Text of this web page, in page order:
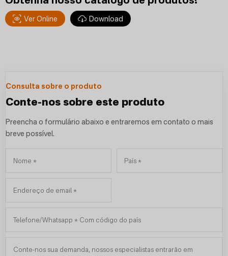
Ver Online Download
Consulta sobre o produto
Conte-nos sobre este produto
Preencha o formulário abaixo e entraremos em contato o mais
breve possível.